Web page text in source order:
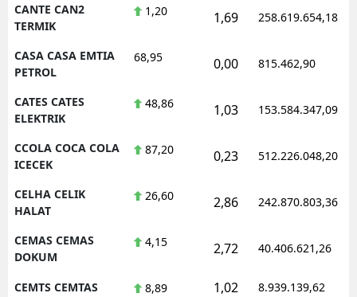
CANTE CAN2
TERMIK
1,20 1,69 258.619.654,18
CASA CASA EMTIA
PETROL
68,95 0,00 815.462,90
CATES CATES
ELEKTRIK
48,86 1,03 153.584.347,09
CCOLA COCA COLA
ICECEK
87,20 0,23 512.226.048,20
CELHA CELIK
HALAT
26,60 2,86 242.870.803,36
CEMAS CEMAS
DOKUM
4,15 2,72 40.406.621,26
CEMTS CEMTAS 8,89 1,02 8.939.139,62